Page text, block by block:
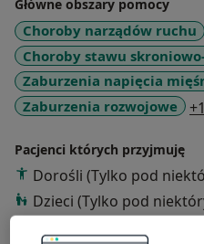
Główne obszary pomocy
Choroby narządów ruchu
Choroby stawu
Zaburzenia napięcia
Zaburzenia rozwojowe
Pacjenci których przyjmuję
Dorośli (Tylko pod
Dzieci (Tylko pod
Rodzaje konsultacji